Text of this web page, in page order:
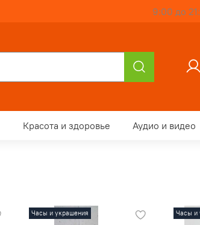
9:00 до
Красота и здоровье Аудио и видео
Часы и украшения Часы и